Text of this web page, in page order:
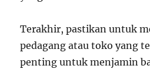
Terakhir, pastikan untuk
pedagang atau toko yang
penting untuk menjamin